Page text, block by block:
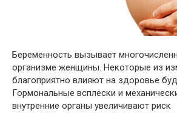
Беременность вызывает
организме женщины. Некоторые из
благоприятно влияют на здоровье
Гормональные всплески и
внутренние органы увеличивают риск